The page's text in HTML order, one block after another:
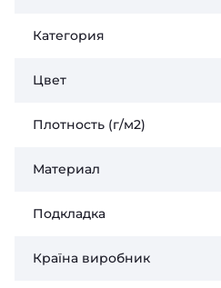
Категория
Цвет
Плотность (г/м2)
Материал
Подкладка
Країна виробник